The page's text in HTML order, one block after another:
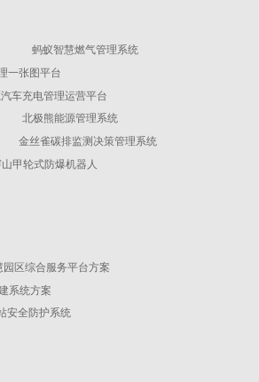
蚂蚁智慧燃气管理系统
一张图平台
车充电管理运营平台
北极熊能源管理系统
金丝雀碳排监测决策管理系统
山甲轮式防爆机器人
园区综合服务平台方案
系统方案
安全防护系统